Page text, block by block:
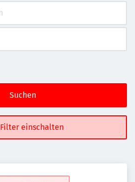
Suchen
Filter einschalten